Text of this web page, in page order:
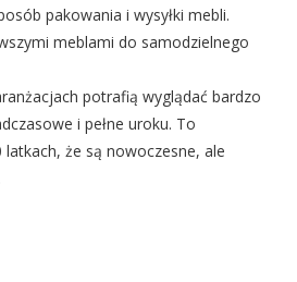
pakowania i wysyłki mebli.
meblami do samodzielnego
potrafią wyglądać bardzo
i pełne uroku. To
że są nowoczesne, ale